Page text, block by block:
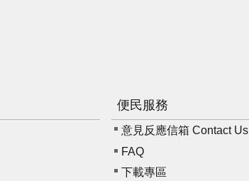
便民服務
意見反應信箱 Contact Us
FAQ
下載專區